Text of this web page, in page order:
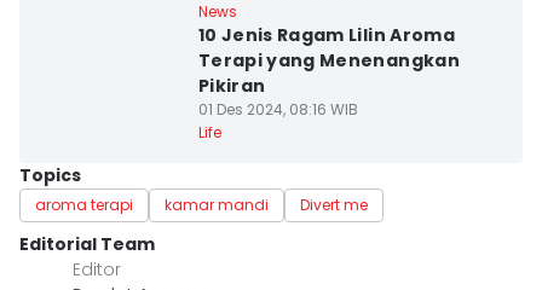
News
10 Jenis Ragam Lilin Aroma
Terapi yang Menenangkan
Pikiran
01 Des 2024, 08:16 WIB
Life
Topics
aroma terapi kamar mandi Divert me
Editorial Team
Editor